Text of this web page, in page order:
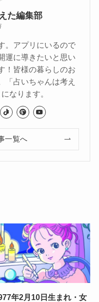
た編集部
。アプリにいるので
運に導きたいと思い
！皆様の暮らしのお
「占いちゃんは考え
なります。
一覧へ
年2月10日生まれ・女